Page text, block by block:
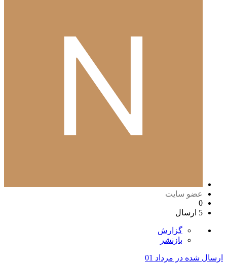
عضو سایت
0
5 ارسال
گزارش
بازنشر
ارسال شده در مرداد 01